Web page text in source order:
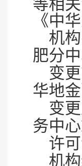
等相
《中
机
肥分
变
华地
变
务中
许
机